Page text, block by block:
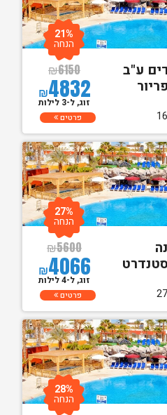
+ 2 ילדים ע"ב
₪6150
₪4832
21%
הנחה
זוג, ל-3 לילות
פרטים
₪5600
₪4066
27%
הנחה
זוג, ל-4 לילות
פרטים
28%
הנחה